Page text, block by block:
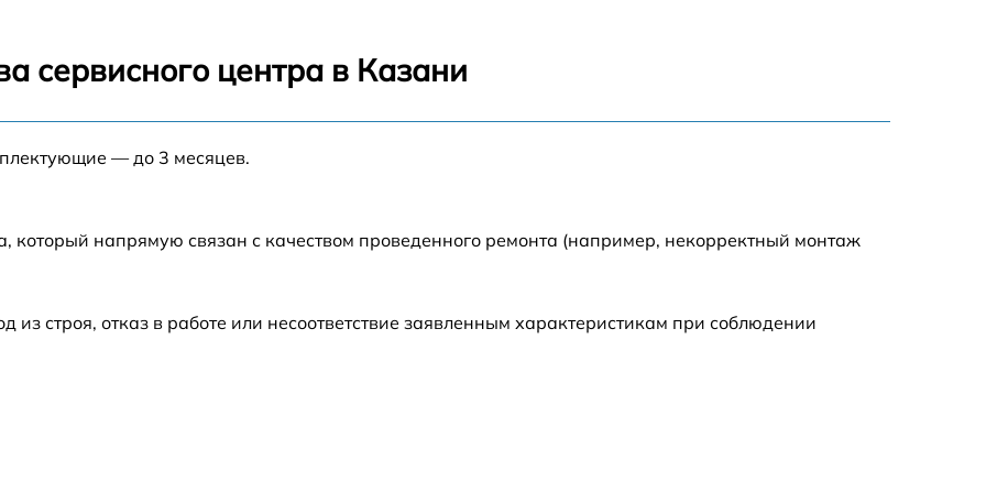
от 60 мин
сервисного центра в Казани
— до 3 месяцев.
который напрямую связан с качеством проведенного ремонта (например, некорректный монтаж
строя, отказ в работе или несоответствие заявленным характеристикам при соблюдении